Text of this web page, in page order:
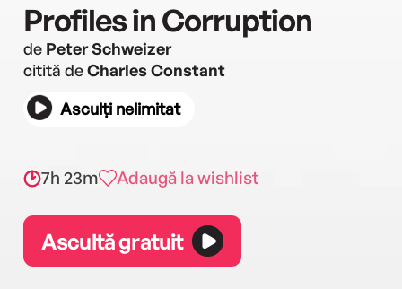
Profiles in Corruption
de Peter Schweizer
citită deCharles Constant
Asculți nelimitat
7h 23m Adaugă la wishlist
Ascultă gratuit